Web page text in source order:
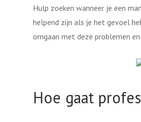
Hulp zoeken wanneer je een
helpend zijn als je het gevoel
omgaan met deze problemen
Hoe gaat